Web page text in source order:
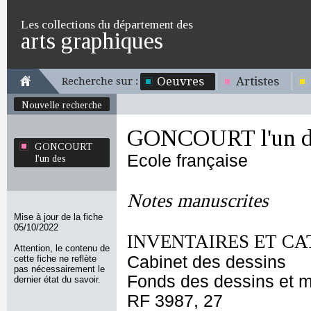
Les collections du département des
arts graphiques
Recherche sur : Oeuvres Artistes
Nouvelle recherche
GONCOURT
l'un des
Mise à jour de la fiche
05/10/2022
Attention, le contenu de
cette fiche ne reflète
pas nécessairement le
dernier état du savoir.
GONCOURT l'un
Ecole française
Notes manuscrites
INVENTAIRES ET
Cabinet des dessins
Fonds des dessins et
RF 3987, 27